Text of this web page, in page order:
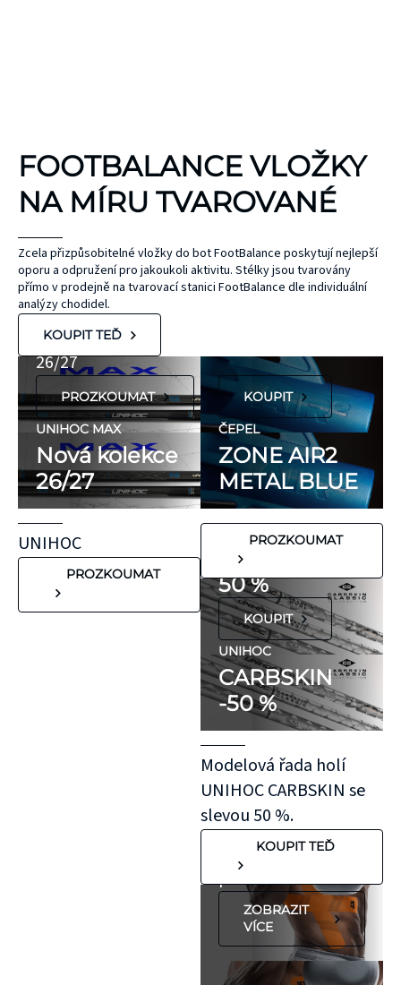
FOOTBALANCE VLOŽKY
NA MÍRU TVAROVANÉ
Zcela přizpůsobitelné vložky do bot FootBalance poskytují nejlepší
oporu a odpružení pro jakoukoli aktivitu. Stélky jsou tvarovány
přímo v prodejně na tvarovací stanici FootBalance dle individuální
analýzy chodidel.
KOUPIT TEĎ
UNIHOC
MAX
Nová kolekce
26/27
PROZKOUMAT
UNIHOC MAX
Nová kolekce
26/27
UNIHOC
PROZKOUMAT
ČEPEL
ZONE
KOUPIT
ČEPEL
ZONE AIR2
METAL BLUE
PROZKOUMAT
FLORBALOVÉ HOLE
UNIHOC
CARBSKIN
SE SLEVOU
50 %
KOUPIT
UNIHOC
CARBSKIN
-50 %
Modelová řada holí
UNIHOC CARBSKIN se
slevou 50 %.
KOUPIT TEĎ
KINEZIOLOGICKÉ
TEJPY
KT TAPE
bez latexu a
přírodního
hypoalergenní,
neobsahují latex
ani přírodní
kaučuk. Obsahují
minimum
potenciálně
nežádoucích látek,
které mohou
vyvolat alergické
reakce. Pokud ale
víte, že máte velmi
citlivou pokožku,
doporučujeme
otestovat malý
kousek KT pásky
aplikovaný bez
roztažení nejprve
na oblast se
"silnější"
pokožkou, jako je
koleno, nebo
předloktí.
ZOBRAZIT
VÍCE